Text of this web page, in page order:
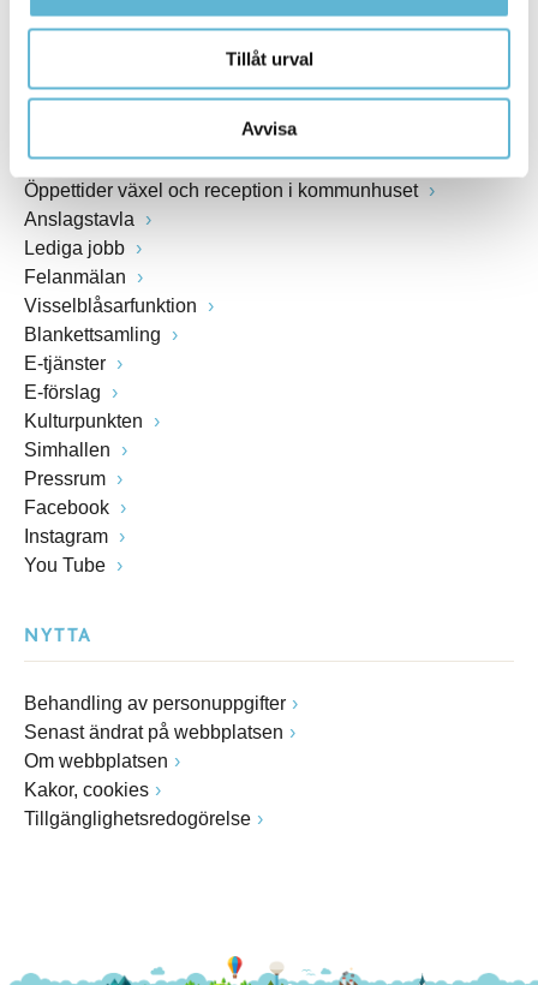
Tillåt urval
Avvisa
Fax: 0456-82 22 00
Öppettider växel och reception i kommunhuset
Anslagstavla
Lediga jobb
Felanmälan
Visselblåsarfunktion
Blankettsamling
E-tjänster
E-förslag
Kulturpunkten
Simhallen
Pressrum
Facebook
Instagram
You Tube
NYTTA
Behandling av personuppgifter
Senast ändrat på webbplatsen
Om webbplatsen
Kakor, cookies
Tillgänglighetsredogörelse